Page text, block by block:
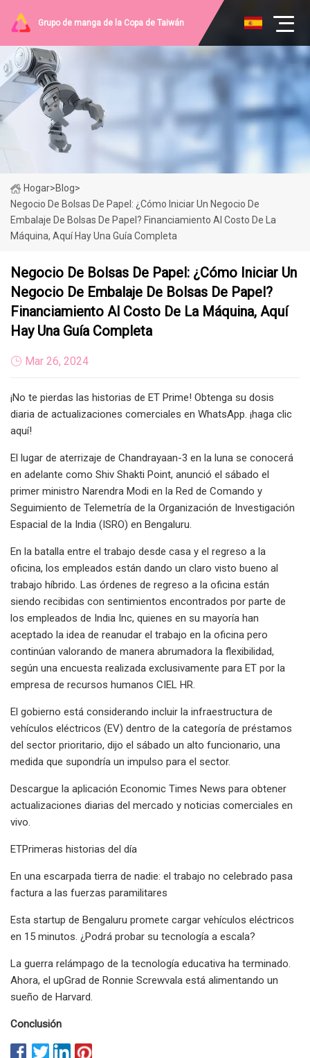
Grupo de manga de la Copa de Taiwán
Hogar>Blog>
Negocio De Bolsas De Papel: ¿Cómo Iniciar Un Negocio De
Embalaje De Bolsas De Papel? Financiamiento Al Costo De La
Máquina, Aquí Hay Una Guía Completa
Negocio De Bolsas De Papel: ¿Cómo Iniciar Un
Negocio De Embalaje De Bolsas De Papel?
Financiamiento Al Costo De La Máquina, Aquí
Hay Una Guía Completa
Mar 26, 2024
¡No te pierdas las historias de ET Prime! Obtenga su dosis
diaria de actualizaciones comerciales en WhatsApp. ¡haga clic
aquí!
El lugar de aterrizaje de Chandrayaan-3 en la luna se conocerá
en adelante como Shiv Shakti Point, anunció el sábado el
primer ministro Narendra Modi en la Red de Comando y
Seguimiento de Telemetría de la Organización de Investigación
Espacial de la India (ISRO) en Bengaluru.
En la batalla entre el trabajo desde casa y el regreso a la
oficina, los empleados están dando un claro visto bueno al
trabajo híbrido. Las órdenes de regreso a la oficina están
siendo recibidas con sentimientos encontrados por parte de
los empleados de India Inc, quienes en su mayoría han
aceptado la idea de reanudar el trabajo en la oficina pero
continúan valorando de manera abrumadora la flexibilidad,
según una encuesta realizada exclusivamente para ET por la
empresa de recursos humanos CIEL HR.
El gobierno está considerando incluir la infraestructura de
vehículos eléctricos (EV) dentro de la categoría de préstamos
del sector prioritario, dijo el sábado un alto funcionario, una
medida que supondría un impulso para el sector.
Descargue la aplicación Economic Times News para obtener
actualizaciones diarias del mercado y noticias comerciales en
vivo.
ETPrimeras historias del día
En una escarpada tierra de nadie: el trabajo no celebrado pasa
factura a las fuerzas paramilitares
Esta startup de Bengaluru promete cargar vehículos eléctricos
en 15 minutos. ¿Podrá probar su tecnología a escala?
La guerra relámpago de la tecnología educativa ha terminado.
Ahora, el upGrad de Ronnie Screwvala está alimentando un
sueño de Harvard.
Conclusión